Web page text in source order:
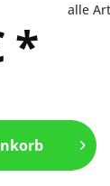
alle
*